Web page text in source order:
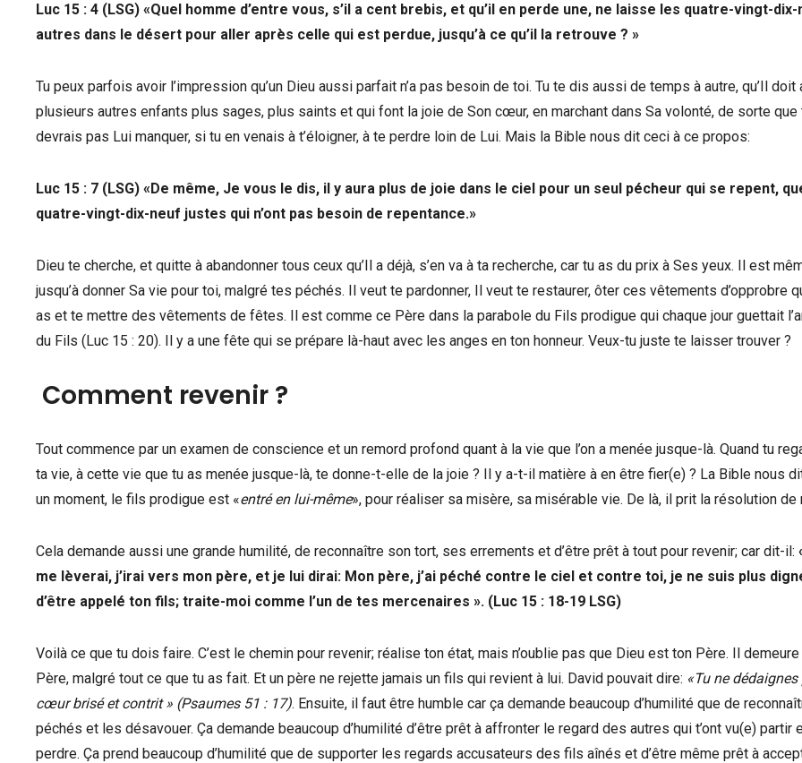
Luc 15 : 4 (LSG) «Quel homme d’entre vous, s’il a cent brebis, et qu’il en perde une, ne laisse les quatre-vingt-
autres dans le désert pour aller après celle qui est perdue, jusqu’à ce qu’il la retrouve ? »
Tu peux parfois avoir l’impression qu’un Dieu aussi parfait n’a pas besoin de toi. Tu te dis aussi de temps à autre, qu’Il doit
plusieurs autres enfants plus sages, plus saints et qui font la joie de Son cœur, en marchant dans Sa volonté, de sorte que
devrais pas Lui manquer, si tu en venais à t’éloigner, à te perdre loin de Lui. Mais la Bible nous dit ceci à ce propos:
Luc 15 : 7 (LSG) «De même, Je vous le dis, il y aura plus de joie dans le ciel pour un seul pécheur qui se repent,
quatre-vingt-dix-neuf justes qui n’ont pas besoin de repentance.»
Dieu te cherche, et quitte à abandonner tous ceux qu’Il a déjà, s’en va à ta recherche, car tu as du prix à Ses yeux. Il est
jusqu’à donner Sa vie pour toi, malgré tes péchés. Il veut te pardonner, Il veut te restaurer, ôter ces vêtements d’opprobre
as et te mettre des vêtements de fêtes. Il est comme ce Père dans la parabole du Fils prodigue qui chaque jour guettait
du Fils (Luc 15 : 20). Il y a une fête qui se prépare là-haut avec les anges en ton honneur. Veux-tu juste te laisser trouver ?
Comment revenir ?
Tout commence par un examen de conscience et un remord profond quant à la vie que l’on a menée jusque-là. Quand tu
ta vie, à cette vie que tu as menée jusque-là, te donne-t-elle de la joie ? Il y a-t-il matière à en être fier(e) ? La Bible nous dit
un moment, le fils prodigue est «entré en lui-même», pour réaliser sa misère, sa misérable vie. De là, il prit la résolution de
Cela demande aussi une grande humilité, de reconnaître son tort, ses errements et d’être prêt à tout pour revenir; car dit-il:
me lèverai, j’irai vers mon père, et je lui dirai: Mon père, j’ai péché contre le ciel et contre toi, je ne suis plus
d’être appelé ton fils; traite-moi comme l’un de tes mercenaires ». (Luc 15 : 18-19 LSG)
Voilà ce que tu dois faire. C’est le chemin pour revenir; réalise ton état, mais n’oublie pas que Dieu est ton Père. Il
Père, malgré tout ce que tu as fait. Et un père ne rejette jamais un fils qui revient à lui. David pouvait dire: «Tu ne
cœur brisé et contrit » (Psaumes 51 : 17). Ensuite, il faut être humble car ça demande beaucoup d’humilité que de
péchés et les désavouer. Ça demande beaucoup d’humilité d’être prêt à affronter le regard des autres qui t’ont vu(e) partir
perdre. Ça prend beaucoup d’humilité que de supporter les regards accusateurs des fils aînés et d’être même prêt à